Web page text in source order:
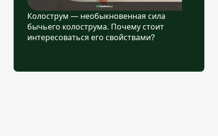
Колострум — необыкновенная сила
бычьего колострума. Почему стоит
интересоваться его свойствами?